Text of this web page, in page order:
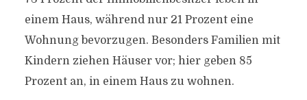
einem Haus, während nur 21 Prozent eine
Wohnung bevorzugen. Besonders Familien mit
Kindern ziehen Häuser vor; hier geben 85
Prozent an, in einem Haus zu wohnen.